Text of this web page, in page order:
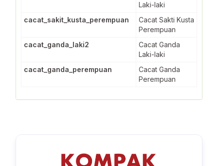
Laki-laki
cacat_sakit_kusta_perempuan
Cacat Sakti Kusta
Perempuan
cacat_ganda_laki2
Cacat Ganda
Laki-laki
cacat_ganda_perempuan
Cacat Ganda
Perempuan